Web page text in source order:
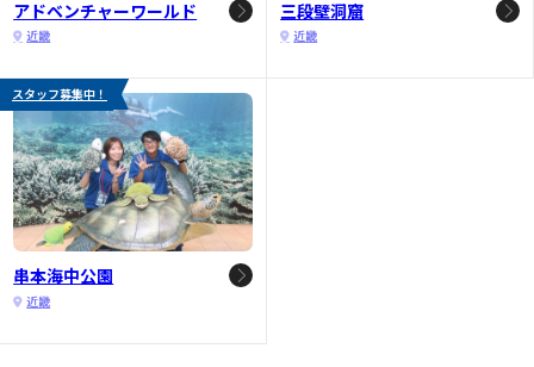
アドベンチャーワールド
近畿
三段壁洞窟
近畿
スタッフ募集中！
串本海中公園
近畿